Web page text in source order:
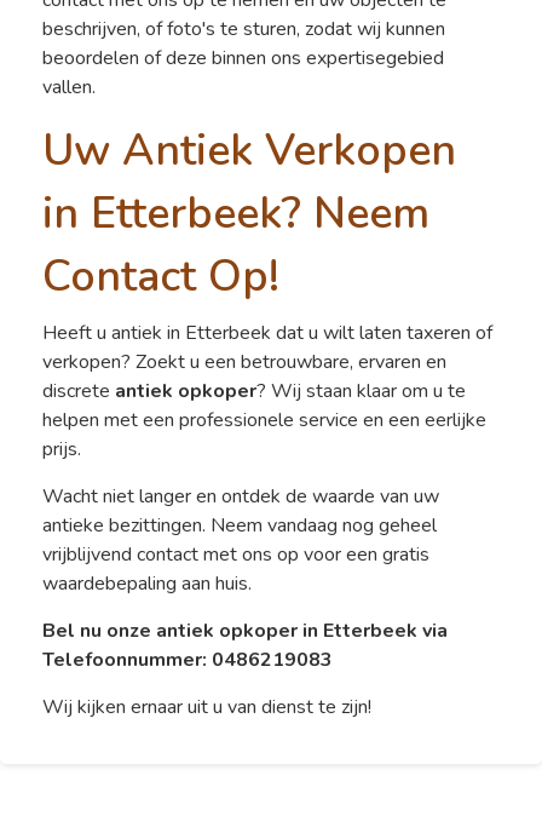
beschrijven, of foto's te sturen, zodat wij kunnen
beoordelen of deze binnen ons expertisegebied
vallen.
Uw Antiek Verkopen
in Etterbeek? Neem
Contact Op!
Heeft u antiek in Etterbeek dat u wilt laten taxeren of
verkopen? Zoekt u een betrouwbare, ervaren en
discrete antiek opkoper? Wij staan klaar om u te
helpen met een professionele service en een eerlijke
prijs.
Wacht niet langer en ontdek de waarde van uw
antieke bezittingen. Neem vandaag nog geheel
vrijblijvend contact met ons op voor een gratis
waardebepaling aan huis.
Bel nu onze antiek opkoper in Etterbeek via
Telefoonnummer: 0486219083
Wij kijken ernaar uit u van dienst te zijn!